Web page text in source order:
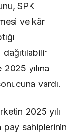
SPK
ve kâr
yılına
vardı.
2025 yılı
pay sahiplerinin